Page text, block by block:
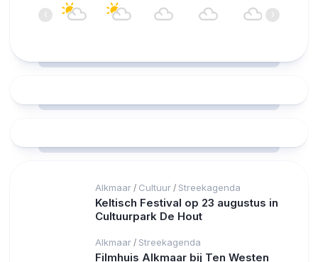
‹ ›
Alkmaar / Cultuur / Streekagenda
Keltisch Festival op 23 augustus in
Cultuurpark De Hout
Alkmaar / Streekagenda
Filmhuis Alkmaar bij Ten Westen